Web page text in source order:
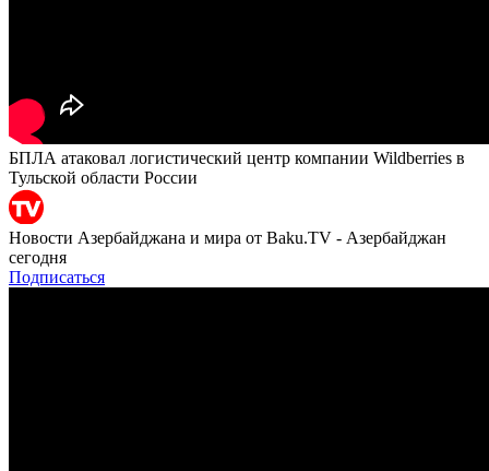
БПЛА атаковал логистический центр компании Wildberries в
Тульской области России
Новости Азербайджана и мира от Baku.TV - Азербайджан
сегодня
Подписаться